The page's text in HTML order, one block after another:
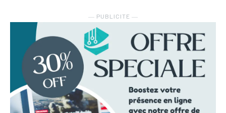
― PUBLICITE ―